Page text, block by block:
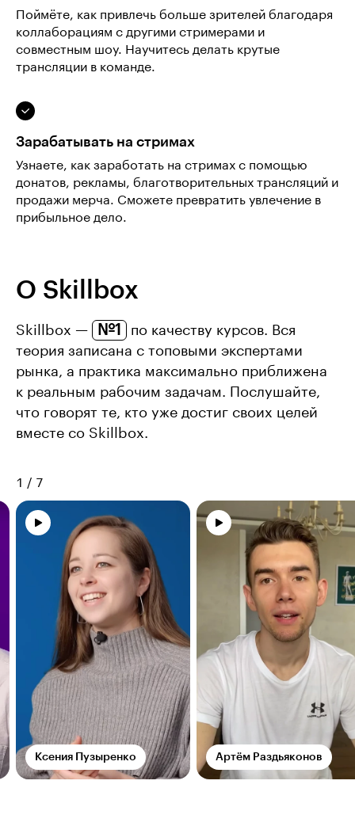
Поймёте, как привлечь больше зрителей благодаря
коллаборациям с другими стримерами и
совместным шоу. Научитесь делать крутые
трансляции в команде.
Зарабатывать на стримах
Узнаете, как заработать на стримах с помощью
донатов, рекламы, благотворительных трансляций и
продажи мерча. Сможете превратить увлечение в
прибыльное дело.
О Skillbox
Skillbox — №1
по качеству курсов. Вся
теория записана с топовыми экспертами
рынка, а практика максимально приближена
к реальным рабочим задачам. Послушайте,
что говорят те, кто уже достиг своих целей
вместе со Skillbox.
1 / 7
Ксения Пузыренко Артём Раздьяконов